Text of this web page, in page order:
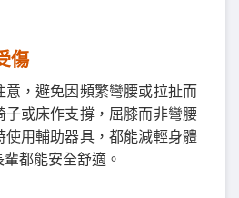
傷
意，避免因頻繁彎腰或拉扯而
子或床作支撐，屈膝而非彎腰
使用輔助器具，都能減輕身體
都能安全舒適。